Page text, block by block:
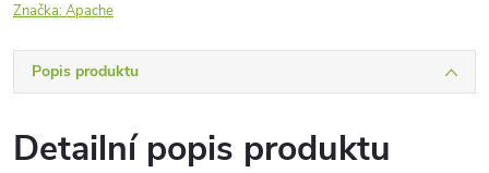
Značka:Apache
Popis produktu
Detailní popis produktu